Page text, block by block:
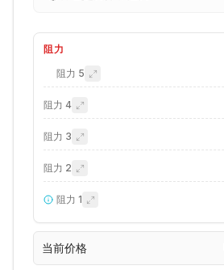
阻力
阻力 5
阻力 4
阻力 3
阻力 2
阻力 1
当前价格